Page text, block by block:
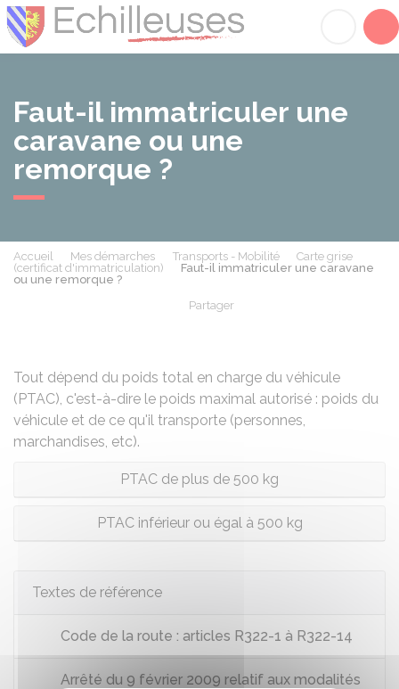
Faut-il immatriculer une
caravane ou une
remorque ?
Accueil Mes démarches Transports - Mobilité
Carte grise
(certificat d'immatriculation)
Faut-il immatriculer une caravane
ou une remorque ?
Partager
Tout dépend du poids total en charge du véhicule
(PTAC), c'est-à-dire le poids maximal autorisé : poids du
véhicule et de ce qu'il transporte (personnes,
marchandises, etc).
PTAC de plus de 500 kg
PTAC inférieur ou égal à 500 kg
Textes de référence
Code de la route : articles R322-1 à R322-14
Arrêté du 9 février 2009 relatif aux modalités